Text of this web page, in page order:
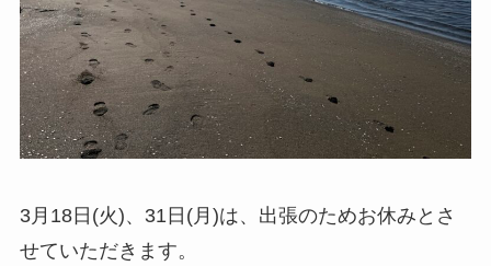
3月18日(火)、31日(月)は、出張のためお休みとさ
せていただきます。